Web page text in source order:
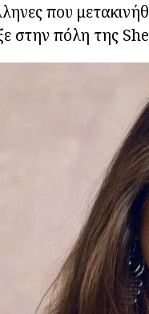
που
στην πόλη της